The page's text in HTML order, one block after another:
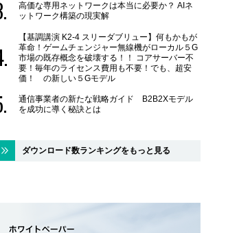
高価な専用ネットワークは本当に必要か？ AIネ
ットワーク構築の現実解
【基調講演 K2-4 スリーダブリュー】何もかもが
革命！ゲームチェンジャー無線機がローカル５G
市場の既存概念を破壊する！！ コアサーバー不
要！毎年のライセンス費用も不要！でも、超安
価！ の新しい５Gモデル
通信事業者の新たな戦略ガイド B2B2Xモデル
を成功に導く秘訣とは
ダウンロード数ランキングをもっと見る